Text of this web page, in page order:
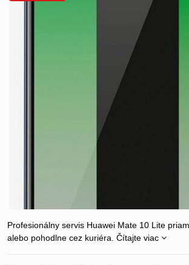
Profesionálny servis Huawei Mate 10 Lite
alebo pohodlne cez kuriéra. Čítajte viac